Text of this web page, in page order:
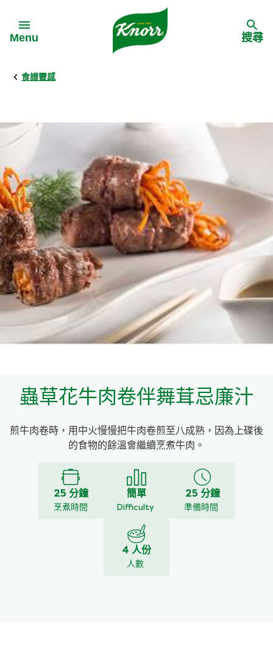
Menu
Back
料理食材
料理方式
季節節慶
多國料理
料理種類
Back
家樂牌純鮮雞粉
家樂牌雞粉
家樂牌鮮菇粉
家樂牌濃湯寶
家樂牌雞汁
家樂牌快熟通心粉
家樂牌鷹粟粉
家樂牌雞湯粒
家樂牌純鮮清雞湯
Back
甚麼是愛環境食材
愛環境食材名單
愛環境食材食譜
愛環境食材篩選條件
搜尋
食譜靈感
蟲草花牛肉卷伴舞茸忌廉汁
煎牛肉卷時，用中火慢慢把牛肉卷煎至八成熟，因為上碟後
的食物的餘溫會繼續烹煮牛肉。
25 分鐘
烹煮時間
簡單
Difficulty
25 分鐘
準備時間
4 人份
人數